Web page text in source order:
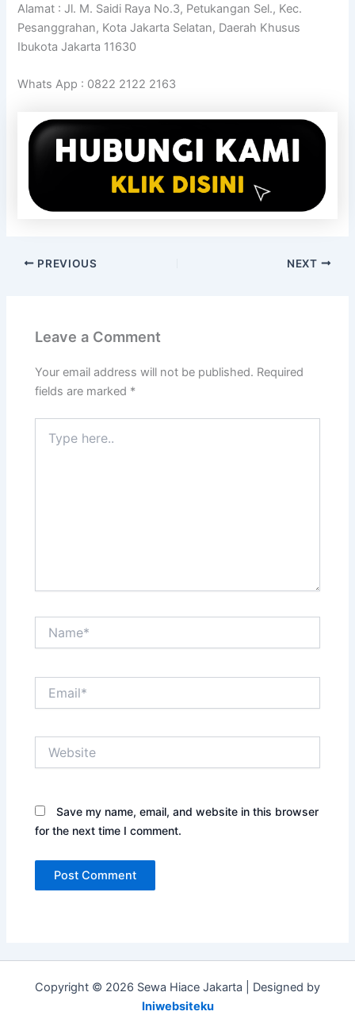
Alamat : Jl. M. Saidi Raya No.3, Petukangan Sel., Kec.
Pesanggrahan, Kota Jakarta Selatan, Daerah Khusus
Ibukota Jakarta 11630
Whats App : 0822 2122 2163
PREVIOUS NEXT
Leave a Comment
Your email address will not be published. Required
fields are marked *
here..
Save my name, email, and website in this browser
for the next time I comment.
Copyright © 2026 Sewa Hiace Jakarta | Designed by
Iniwebsiteku